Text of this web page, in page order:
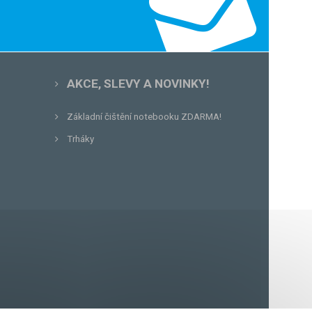
AKCE, SLEVY A NOVINKY!
Základní čištění notebooku ZDARMA!
Trháky